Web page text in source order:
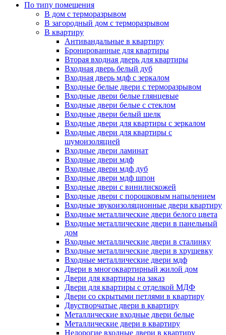
По типу помещения
В дом с терморазрывом
В загородный дом с терморазрывом
В квартиру
Антивандальные в квартиру
Бронированные для квартиры
Вторая входная дверь для квартиры
Входная дверь белый дуб
Входная дверь мдф с зеркалом
Входные белые двери с терморазрывом
Входные двери белые глянцевые
Входные двери белые с стеклом
Входные двери белый шелк
Входные двери для квартиры с зеркалом
Входные двери для квартиры с
шумоизоляцией
Входные двери ламинат
Входные двери мдф
Входные двери мдф дуб
Входные двери мдф шпон
Входные двери с винилискожей
Входные двери с порошковым напылением
Входные звукоизоляционные двери квартиру
Входные металлические двери белого цвета
Входные металлические двери в панельный
дом
Входные металлические двери в сталинку
Входные металлические двери в хрущевку
Входные металлические двери мдф
Двери в многоквартирный жилой дом
Двери для квартиры на заказ
Двери для квартиры с отделкой МДФ
Двери со скрытыми петлями в квартиру
Двустворчатые двери в квартиру
Металлические входные двери белые
Металлические двери в квартиру
Недорогие входные двери в квартиру